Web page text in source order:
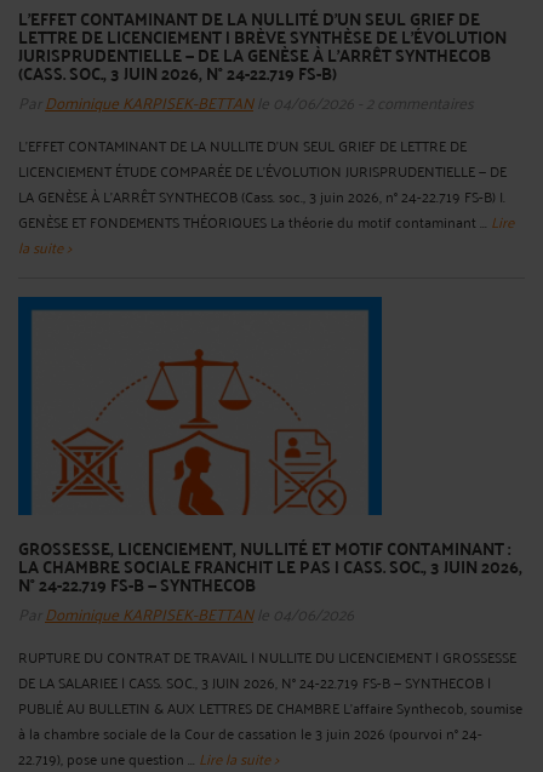
L'EFFET CONTAMINANT DE LA NULLITÉ D'UN SEUL GRIEF DE
LETTRE DE LICENCIEMENT | BRÈVE SYNTHÈSE DE L'ÉVOLUTION
JURISPRUDENTIELLE — DE LA GENÈSE À L'ARRÊT SYNTHECOB
(CASS. SOC., 3 JUIN 2026, N° 24-22.719 FS-B)
Par Dominique KARPISEK-BETTANle 04/06/2026 - 2 commentaires
L'EFFET CONTAMINANT DE LA NULLITE D'UN SEUL GRIEF DE LETTRE DE
LICENCIEMENT ÉTUDE COMPARÉE DE L'ÉVOLUTION JURISPRUDENTIELLE — DE
LA GENÈSE À L'ARRÊT SYNTHECOB (Cass. soc., 3 juin 2026, n° 24-22.719 FS-B) I.
GENÈSE ET FONDEMENTS THÉORIQUES La théorie du motif contaminant ... Lire
la suite >
GROSSESSE, LICENCIEMENT, NULLITÉ ET MOTIF CONTAMINANT :
LA CHAMBRE SOCIALE FRANCHIT LE PAS | CASS. SOC., 3 JUIN 2026,
N° 24-22.719 FS-B — SYNTHECOB
Par Dominique KARPISEK-BETTANle 04/06/2026
RUPTURE DU CONTRAT DE TRAVAIL | NULLITE DU LICENCIEMENT | GROSSESSE
DE LA SALARIEE | CASS. SOC., 3 JUIN 2026, N° 24-22.719 FS-B — SYNTHECOB |
PUBLIÉ AU BULLETIN & AUX LETTRES DE CHAMBRE L'affaire Synthecob, soumise
à la chambre sociale de la Cour de cassation le 3 juin 2026 (pourvoi n° 24-
22.719), pose une question ... Lire la suite >